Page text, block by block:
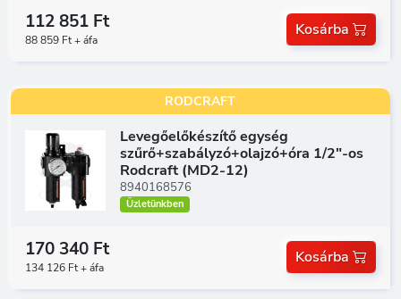
112 851 Ft
88 859 Ft + áfa
Kosárba
RODCRAFT
Levegőelőkészítő egység
szűrő+szabályzó+olajzó+óra 1/2"-os
Rodcraft (MD2-12)
8940168576
Üzletünkben
170 340 Ft
134 126 Ft + áfa
Kosárba